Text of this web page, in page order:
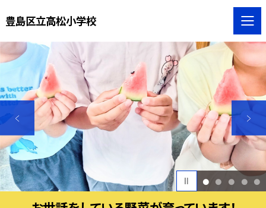
豊島区立高松小学校
1 2 3 4 5